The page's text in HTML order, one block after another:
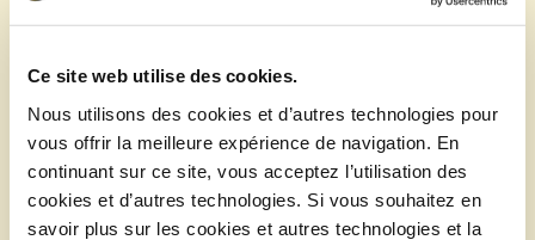
Ce site web utilise des cookies.
Nous utilisons des cookies et d’autres technologies pour
vous offrir la meilleure expérience de navigation. En
continuant sur ce site, vous acceptez l’utilisation des
cookies et d’autres technologies. Si vous souhaitez en
savoir plus sur les cookies et autres technologies et la
Choisir par
Tous les produits Gamme
Méthode de cuisson